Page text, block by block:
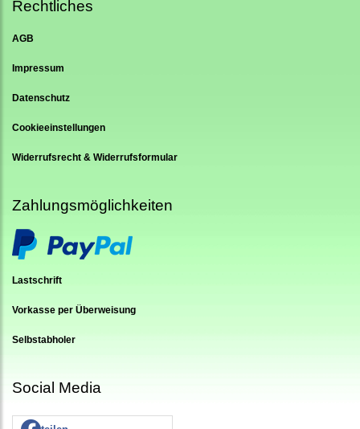
Rechtliches
AGB
Impressum
Datenschutz
Cookieeinstellungen
Widerrufsrecht & Widerrufsformular
Zahlungsmöglichkeiten
Lastschrift
Vorkasse per Überweisung
Selbstabholer
Social Media